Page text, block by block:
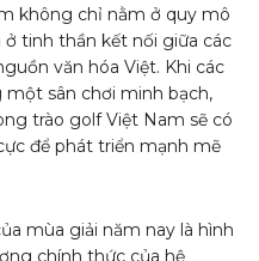
không chỉ nằm ở quy mô
tinh thần kết nối giữa các
văn hóa Việt. Khi các
sân chơi minh bạch,
trào golf Việt Nam sẽ có
để phát triển mạnh mẽ
mùa giải năm nay là hình
chính thức của hệ